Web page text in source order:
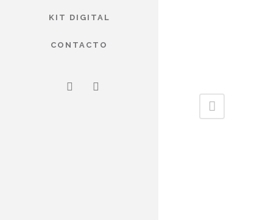
KIT DIGITAL
CONTACTO